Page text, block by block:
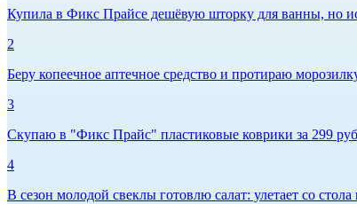
Купила в Фикс Прайсе дешёвую шторку для ванны, но
2
Беру копеечное аптечное средство и протираю
3
Скупаю в "Фикс Прайс" пластиковые коврики за 299
4
В сезон молодой свеклы готовлю салат: улетает со